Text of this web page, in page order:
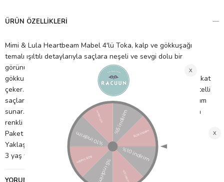
ÜRÜN ÖZELLIKLERI
Mimi & Lula Heartbeam Mabel 4'lü Toka, kalp ve gökkuşağı
temalı ışıltılı detaylarıyla saçlara neşeli ve sevgi dolu bir
görünüm kazandırır. Parlak renklerde tasarlanan kalp ve
gökkuşağı figürleri, simli ve metalik kumaşların birleşimiyle dikkat
çeker. Mabel formundaki klips yapısı sayesinde özellikle ince telli
saçlarda saçları nazikçe tutar ve gün boyu konforlu bir kullanım
sunar. Günlük kullanımda, okulda ya da özel günlerde saçlara
renkli ve eğlenceli bir dokunuş katmak için idealdir.
Paket içinde 4 adet toka bulunmaktadır.
Yaklaşık 5 cm uzunluğunda, kumaş kaplı klips tokalardır.
3 yaş ve üzeri için uygundur.